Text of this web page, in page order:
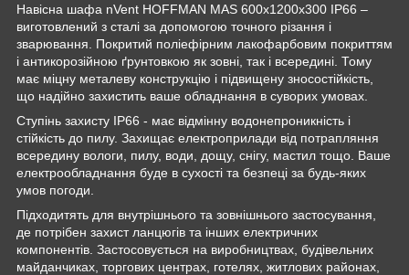
Навісна шафа nVent HOFFMAN MAS 600x1200x300 IP66 –
виготовлений з сталі за допомогою точного різання і
зварювання. Покритий поліефірним лакофарбовим покриттям
і антикорозійною ґрунтовкою як зовні, так і всередині. Тому
має міцну металеву конструкцію і підвищену зносостійкість,
що надійно захистить ваше обладнання в суворих умовах.
Ступінь захисту IP66 - має відмінну водонепроникність і
стійкість до пилу. Захищає електроприлади від потрапляння
всередину вологи, пилу, води, дощу, снігу, мастил тощо. Ваше
електрообладнання буде в сухості та безпеці за будь-яких
умов погоди.
Підходитять для внутрішнього та зовнішнього застосування,
де потрібен захист ланцюгів та інших електричних
компонентів. Застосовується на виробництвах, будівельних
майданчиках, торгових центрах, готелях, житлових районах,